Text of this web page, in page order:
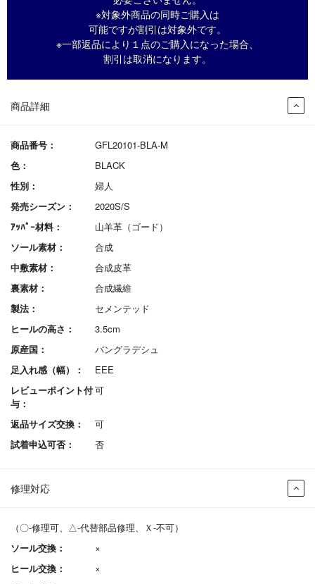
商品詳細
商品番号：
GFL20101-BLA-M
色：
BLACK
性別：
婦人
発売シーズン：
2020S/S
ｱｯﾊﾟｰ材料：
山羊革（ゴード）
ソール素材：
合成
中敷素材：
合成皮革
裏素材：
合成繊維
製法：
セメンテッド
ヒールの高さ：
3.5cm
原産国：
バングラデシュ
足入れ感（幅）：
EEE
レビューポイント付
与：
可
返品サイズ交換：
可
試着申込可否：
否
修理対応
（〇-修理可、△-代替部品修理、Ｘ-不可）
ソール交換：
×
ヒール交換：
×
※対象外商品の同時ご購入は
可能ですが割引は対象外です。
※一部返品により１点のご購入になった場合、
割引は取消になります。